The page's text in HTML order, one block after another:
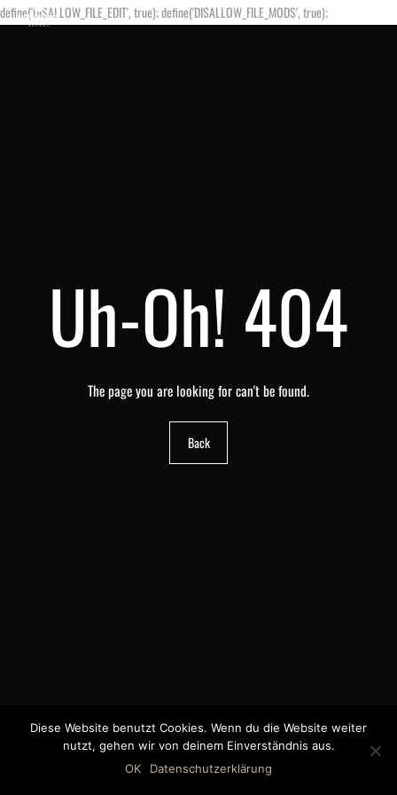
define('DISALLOW_FILE_EDIT', true); define('DISALLOW_FILE_MODS', true);
Uh-Oh! 404
The page you are looking for can't be found.
Back
©2018 MWB – MOTORWAGEN BERNAU GMBH
Diese Website benutzt Cookies. Wenn du die Website weiter
nutzt, gehen wir von deinem Einverständnis aus.
OK
Datenschutzerklärung